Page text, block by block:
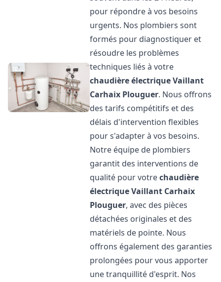
pour répondre à vos besoins
urgents. Nos plombiers sont
formés pour diagnostiquer et
résoudre les problèmes
techniques liés à votre
chaudière électrique Vaillant
Carhaix Plouguer. Nous offrons
des tarifs compétitifs et des
délais d'intervention flexibles
pour s'adapter à vos besoins.
Notre équipe de plombiers
garantit des interventions de
qualité pour votrechaudière
électrique Vaillant Carhaix
Plouguer, avec des pièces
détachées originales et des
matériels de pointe. Nous
offrons également des garanties
prolongées pour vous apporter
une tranquillité d'esprit. Nos